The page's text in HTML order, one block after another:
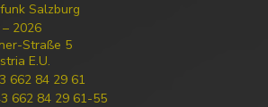
Salzburg
2026
Straße 5
E.U.
662 84 29 61
662 84 29 61-55